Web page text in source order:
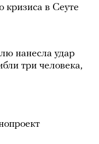
кризиса в Сеуте
нанесла удар
три человека,